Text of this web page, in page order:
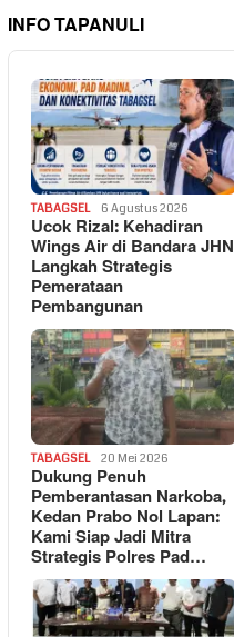
INFO TAPANULI
TABAGSEL 6 Agustus 2026
Ucok Rizal: Kehadiran
Wings Air di Bandara JHN
Langkah Strategis
Pemerataan
Pembangunan
TABAGSEL 20 Mei 2026
Dukung Penuh
Pemberantasan Narkoba,
Kedan Prabo Nol Lapan:
Kami Siap Jadi Mitra
Strategis Polres Pad…